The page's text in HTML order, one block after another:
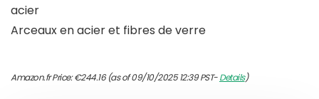
acier
Arceaux en acier et fibres de verre
Amazon.fr Price:€244.16(as of 09/10/2025 12:39 PST-Details)